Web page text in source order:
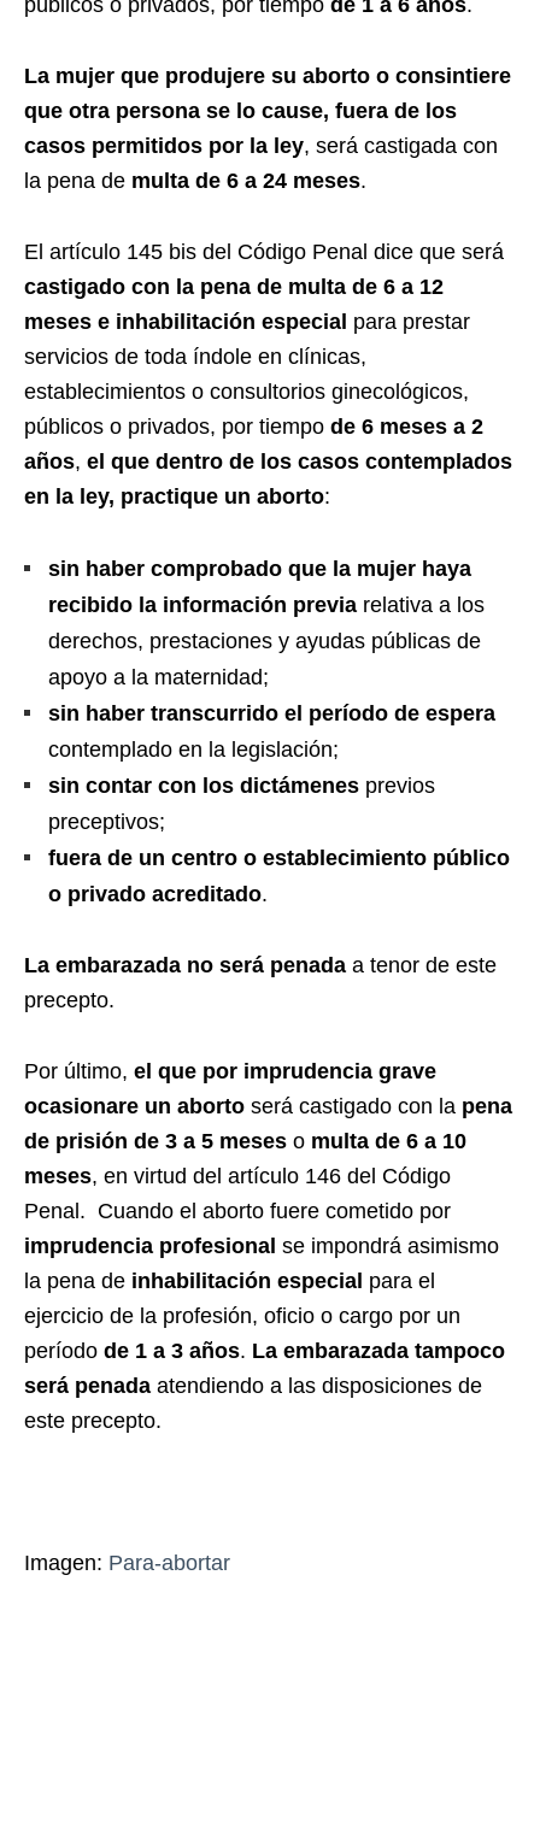
La mujer que produjere su aborto o consintiere
que otra persona se lo cause, fuera de los
casos permitidos por la ley, será castigada con
la pena de multa de 6 a 24 meses.
El artículo 145 bis del Código Penal dice que será
castigado con la pena de multa de 6 a 12
meses e inhabilitación especial para prestar
servicios de toda índole en clínicas,
establecimientos o consultorios ginecológicos,
públicos o privados, por tiempo de 6 meses a 2
años, el que dentro de los casos contemplados
en la ley, practique un aborto:
sin haber comprobado que la mujer haya
recibido la información previa relativa a los
derechos, prestaciones y ayudas públicas de
apoyo a la maternidad;
sin haber transcurrido el período de espera
contemplado en la legislación;
sin contar con los dictámenes previos
preceptivos;
fuera de un centro o establecimiento público
o privado acreditado.
La embarazada no será penada a tenor de este
precepto.
Por último, el que por imprudencia grave
ocasionare un aborto será castigado con la pena
de prisión de 3 a 5 meses o multa de 6 a 10
meses, en virtud del artículo 146 del Código
Penal. Cuando el aborto fuere cometido por
imprudencia profesional se impondrá asimismo
la pena de inhabilitación especial para el
ejercicio de la profesión, oficio o cargo por un
período de 1 a 3 años. La embarazada tampoco
será penada atendiendo a las disposiciones de
este precepto.
Imagen: Para-abortar